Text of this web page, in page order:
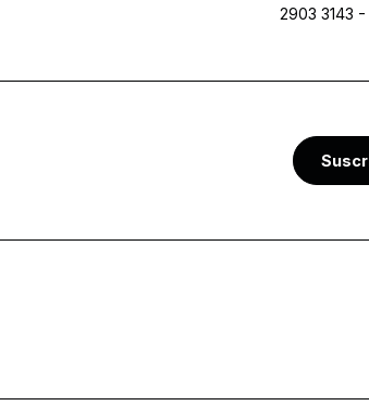
2903 3143 -